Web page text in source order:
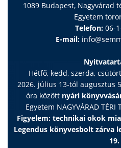
1089 Budapest, Nagyvárad
Egyetem
Telefon: 06-
E-mail:
Hétfő, kedd, szerda,
2026. július 13-tól augusztus
óra között nyári
Egyetem NAGYVÁRAD TÉRI
Figyelem: technikai okok
Legendus könyvesbolt zárva
19.